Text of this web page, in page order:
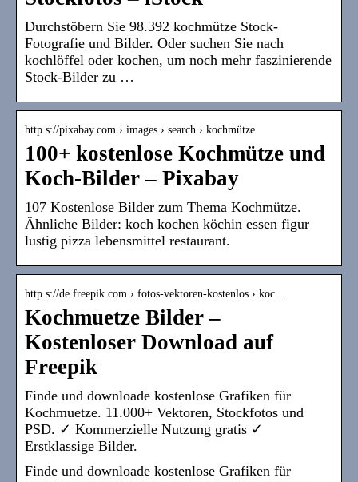
Durchstöbern Sie 98.392 kochmütze Stock-
Fotografie und Bilder. Oder suchen Sie nach
kochlöffel oder kochen, um noch mehr faszinierende
Stock-Bilder zu …
http s://pixabay.com › images › search › kochmütze
100+ kostenlose Kochmütze und
Koch-Bilder – Pixabay
107 Kostenlose Bilder zum Thema Kochmütze.
Ähnliche Bilder: koch kochen köchin essen figur
lustig pizza lebensmittel restaurant.
http s://de.freepik.com › fotos-vektoren-kostenlos › koc…
Kochmuetze Bilder –
Kostenloser Download auf
Freepik
Finde und downloade kostenlose Grafiken für
Kochmuetze. 11.000+ Vektoren, Stockfotos und
PSD. ✓ Kommerzielle Nutzung gratis ✓
Erstklassige Bilder.
Finde und downloade kostenlose Grafiken für